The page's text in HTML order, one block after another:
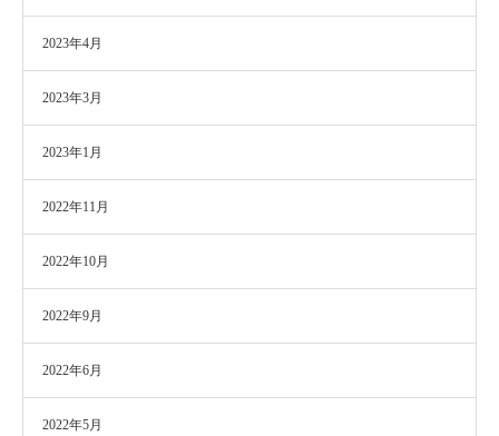
2023年4月
2023年3月
2023年1月
2022年11月
2022年10月
2022年9月
2022年6月
2022年5月